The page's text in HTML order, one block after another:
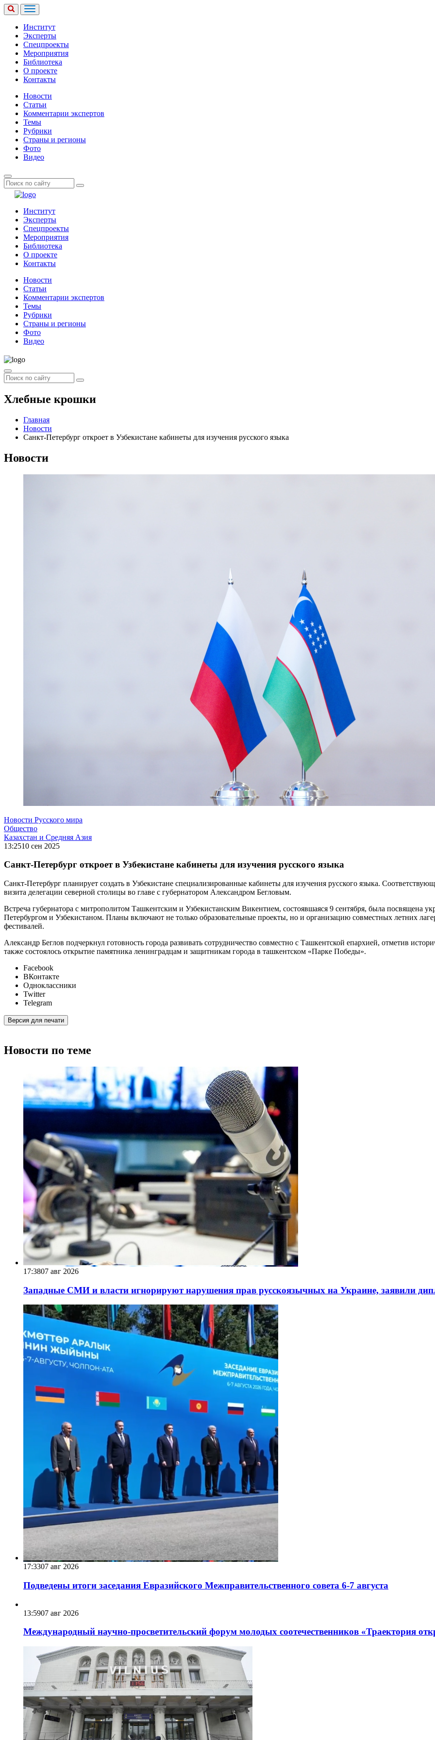
Институт
Эксперты
Спецпроекты
Мероприятия
Библиотека
О проекте
Контакты
Новости
Статьи
Комментарии экспертов
Темы
Рубрики
Страны и регионы
Фото
Видео
Институт
Эксперты
Спецпроекты
Мероприятия
Библиотека
О проекте
Контакты
Новости
Статьи
Комментарии экспертов
Темы
Рубрики
Страны и регионы
Фото
Видео
Хлебные крошки
Главная
Новости
Санкт-Петербург откроет в Узбекистане кабинеты для изучения русского языка
Новости
Новости Русского мира
Общество
Казахстан и Средняя Азия
13:2510 сен 2025
Санкт-Петербург откроет в Узбекистане кабинеты для изучения русского языка
Санкт-Петербург планирует создать в Узбекистане специализированные кабинеты для изучения русского языка.
визита делегации северной столицы во главе с губернатором Александром Бегловым.
Встреча губернатора с митрополитом Ташкентским и Узбекистанским Викентием, состоявшаяся 9 сентября, была посвящена
Петербургом и Узбекистаном. Планы включают не только образовательные проекты, но и организацию совместных летних
фестивалей.
Александр Беглов подчеркнул готовность города развивать сотрудничество совместно с Ташкентской епархией, отметив
также состоялось открытие памятника ленинградцам и защитникам города в ташкентском «Парке Победы».
Facebook
ВКонтакте
Одноклассники
Twitter
Telegram
Версия для печати
Новости по теме
17:3807 авг 2026
Западные СМИ и власти игнорируют нарушения прав русскоязычных на Украине, заявили
17:3307 авг 2026
Подведены итоги заседания Евразийского Межправительственного совета 6-7 августа
13:5907 авг 2026
Международный научно-просветительский форум молодых соотечественников «Траектория